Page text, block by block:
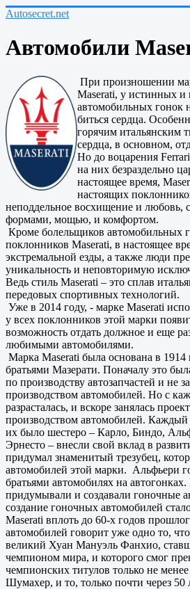
Autosecret.net
Автомобили
При произношении
Maserati, у истинных и
автомобильных гонок
биться сердца.
горячим итальянским
сердца, в основном,
Но до воцарения
на них безраздельно
настоящее время,
настоящих
неподдельное восхищение и
формами, мощью, и комфортом.
Кроме болельщиков автомобильных
поклонников Maserati, в настоящее
экстремальной езды, а также люди
уникальность и неповторимую
Ведь стиль Maserati – это сплав
передовых спортивных технологий.
Уже в 2014 году, - марке Maserati
у всех поклонников этой марки
возможность отдать должное и еще
любимыми автомобилями.
Марка Maserati была основана в 1914
братьями Мазерати. Поначалу это
по производству автозапчастей и не
производством автомобилей. Но с
разрасталась, и вскоре занялась
производством автомобилей. Каждый
их было шестеро – Карло, Биндо,
Эрнесто – внесли свой вклад в
придумал знаменитый трезубец,
автомобилей этой марки. Альфьери
братьями автомобилях на
придумывали и создавали гоночные
создание гоночных автомобилей
Maserati вплоть до 60-х годов
автомобилей говорит уже одно то,
великий Хуан Мануэль Фанхио,
чемпионом мира, и которого смог
чемпионских титулов только не
Шумахер, и то, только почти через 50